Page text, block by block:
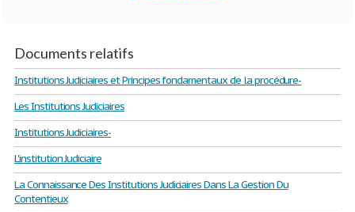
Documents relatifs
Institutions Judiciaires et Principes fondamentaux de la procédure-
Les Institutions Judiciaires
Institutions Judiciaires-
L'institution Judiciaire
La Connaissance Des Institutions Judiciaires Dans La Gestion Du
Contentieux